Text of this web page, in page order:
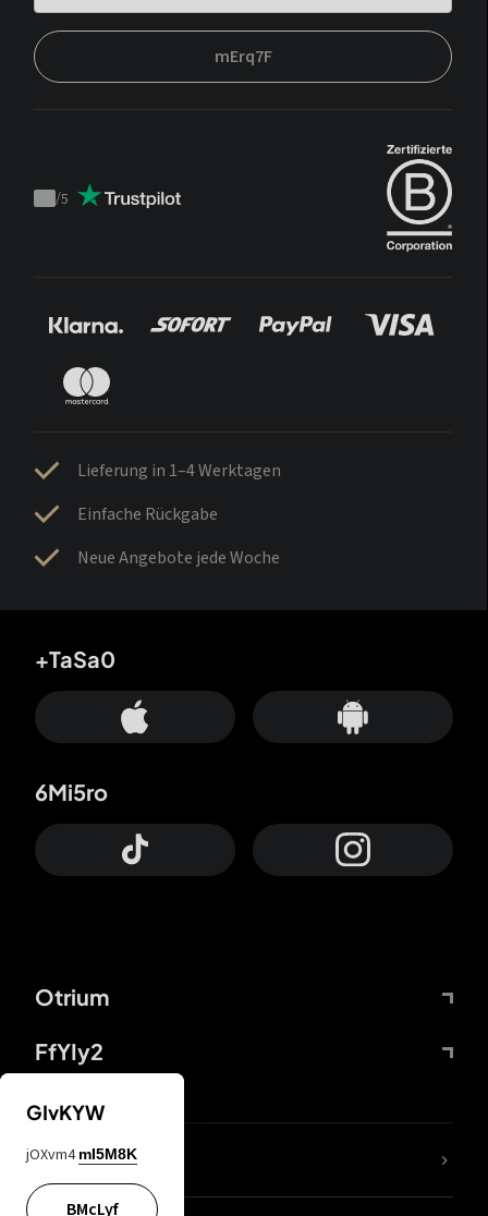
mErq7F
Trustpilot
/5
Lieferung in 1–4 Werktagen
Einfache Rückgabe
Neue Angebote jede Woche
Otrium
FfYIy2
+TaSa0
6Mi5ro
DDcvSo
GIvKYW
jOXvm4 mI5M8K
BMcLyf